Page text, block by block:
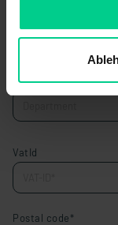
Department
VatId
Postal code*